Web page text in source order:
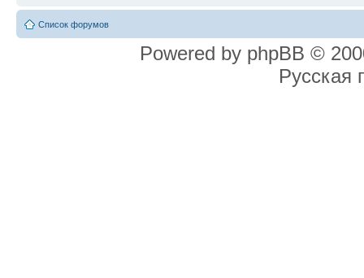
Список форумов
Powered by phpBB ©
Русская